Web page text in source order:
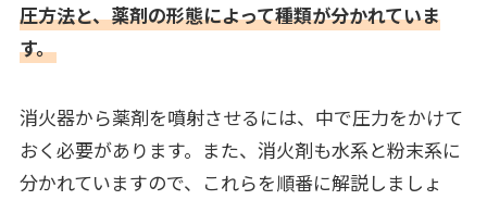
圧方法と、薬剤の形態によって種類が分かれていま
す。
消火器から薬剤を噴射させるには、中で圧力をかけて
おく必要があります。また、消火剤も水系と粉末系に
分かれていますので、これらを順番に解説しましょ